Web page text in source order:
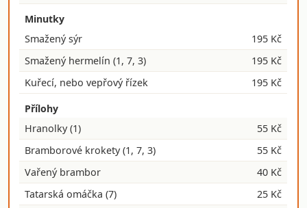
Minutky
Smažený sýr
195 Kč
Smažený hermelín(1, 7, 3)
195 Kč
Kuřecí, nebo vepřový řízek
195 Kč
Přílohy
Hranolky(1)
55 Kč
Bramborové krokety(1, 7, 3)
55 Kč
Vařený brambor
40 Kč
Tatarská omáčka(7)
25 Kč